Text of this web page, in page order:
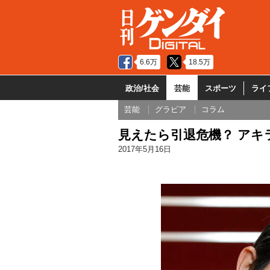
6.6万 18.5万
政治/社会 芸能 スポーツ ライ
芸能 グラビア コラム
見えたら引退危機？ ア
2017年5月16日